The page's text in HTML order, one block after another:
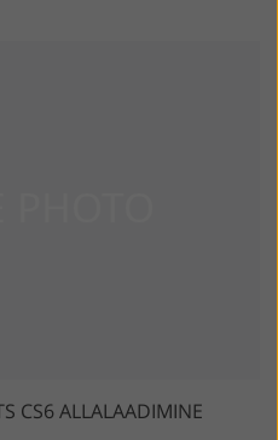
CS6 ALLALAADIMINE